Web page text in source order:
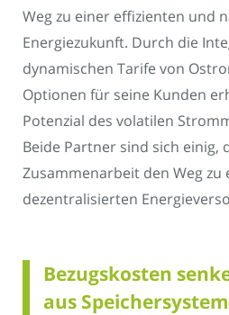
Weg zu einer effizienten und
Energiezukunft. Durch die
dynamischen Tarife von
Optionen für seine Kunden
Potenzial des volatilen
Beide Partner sind sich einig,
Zusammenarbeit den Weg zu
dezentralisierten
Bezugskosten
aus